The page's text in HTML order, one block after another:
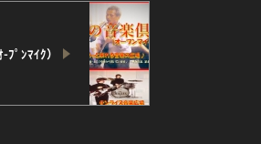
ﾟﾝﾏｲｸ）